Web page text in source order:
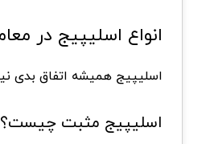
انواع اسلیپیج در
اسلیپیج همیشه اتفاق بدی
اسلیپیج مثبت چیست؟